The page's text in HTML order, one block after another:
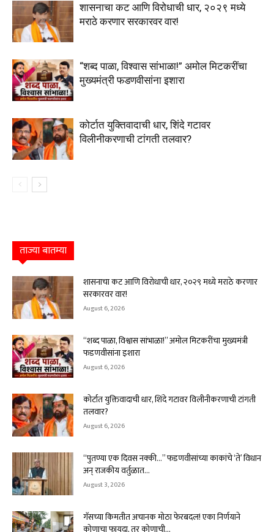
शासनाचा कट आणि विरोधाची धार, २०२९ मध्ये
मराठे करणार सरकारवर वार!
“शब्द पाळा, विश्वास सांभाळा!” अमोल मिटकरींचा
मुख्यमंत्री फडणवीसांना इशारा
कोर्टात युक्तिवादाची धार, शिंदे गटावर
विलीनीकरणाची टांगती तलवार?
ताज्या बातम्या
शासनाचा कट आणि विरोधाची धार, २०२९ मध्ये मराठे करणार
सरकारवर वार!
August 6, 2026
“शब्द पाळा, विश्वास सांभाळा!” अमोल मिटकरींचा मुख्यमंत्री
फडणवीसांना इशारा
August 6, 2026
कोर्टात युक्तिवादाची धार, शिंदे गटावर विलीनीकरणाची टांगती
तलवार?
August 6, 2026
“पुतण्या एक दिवस नक्की…” फडणवीसांच्या काकांचे ‘ते’ विधान
अन् राजकीय वर्तुळात...
August 3, 2026
गॅसच्या किमतीत अचानक मोठा फेरबदल! एका निर्णयाने
कोणाचा फायदा, तर कोणाची...